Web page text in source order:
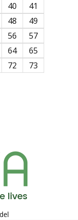
40
41
48
49
56
57
64
65
72
73